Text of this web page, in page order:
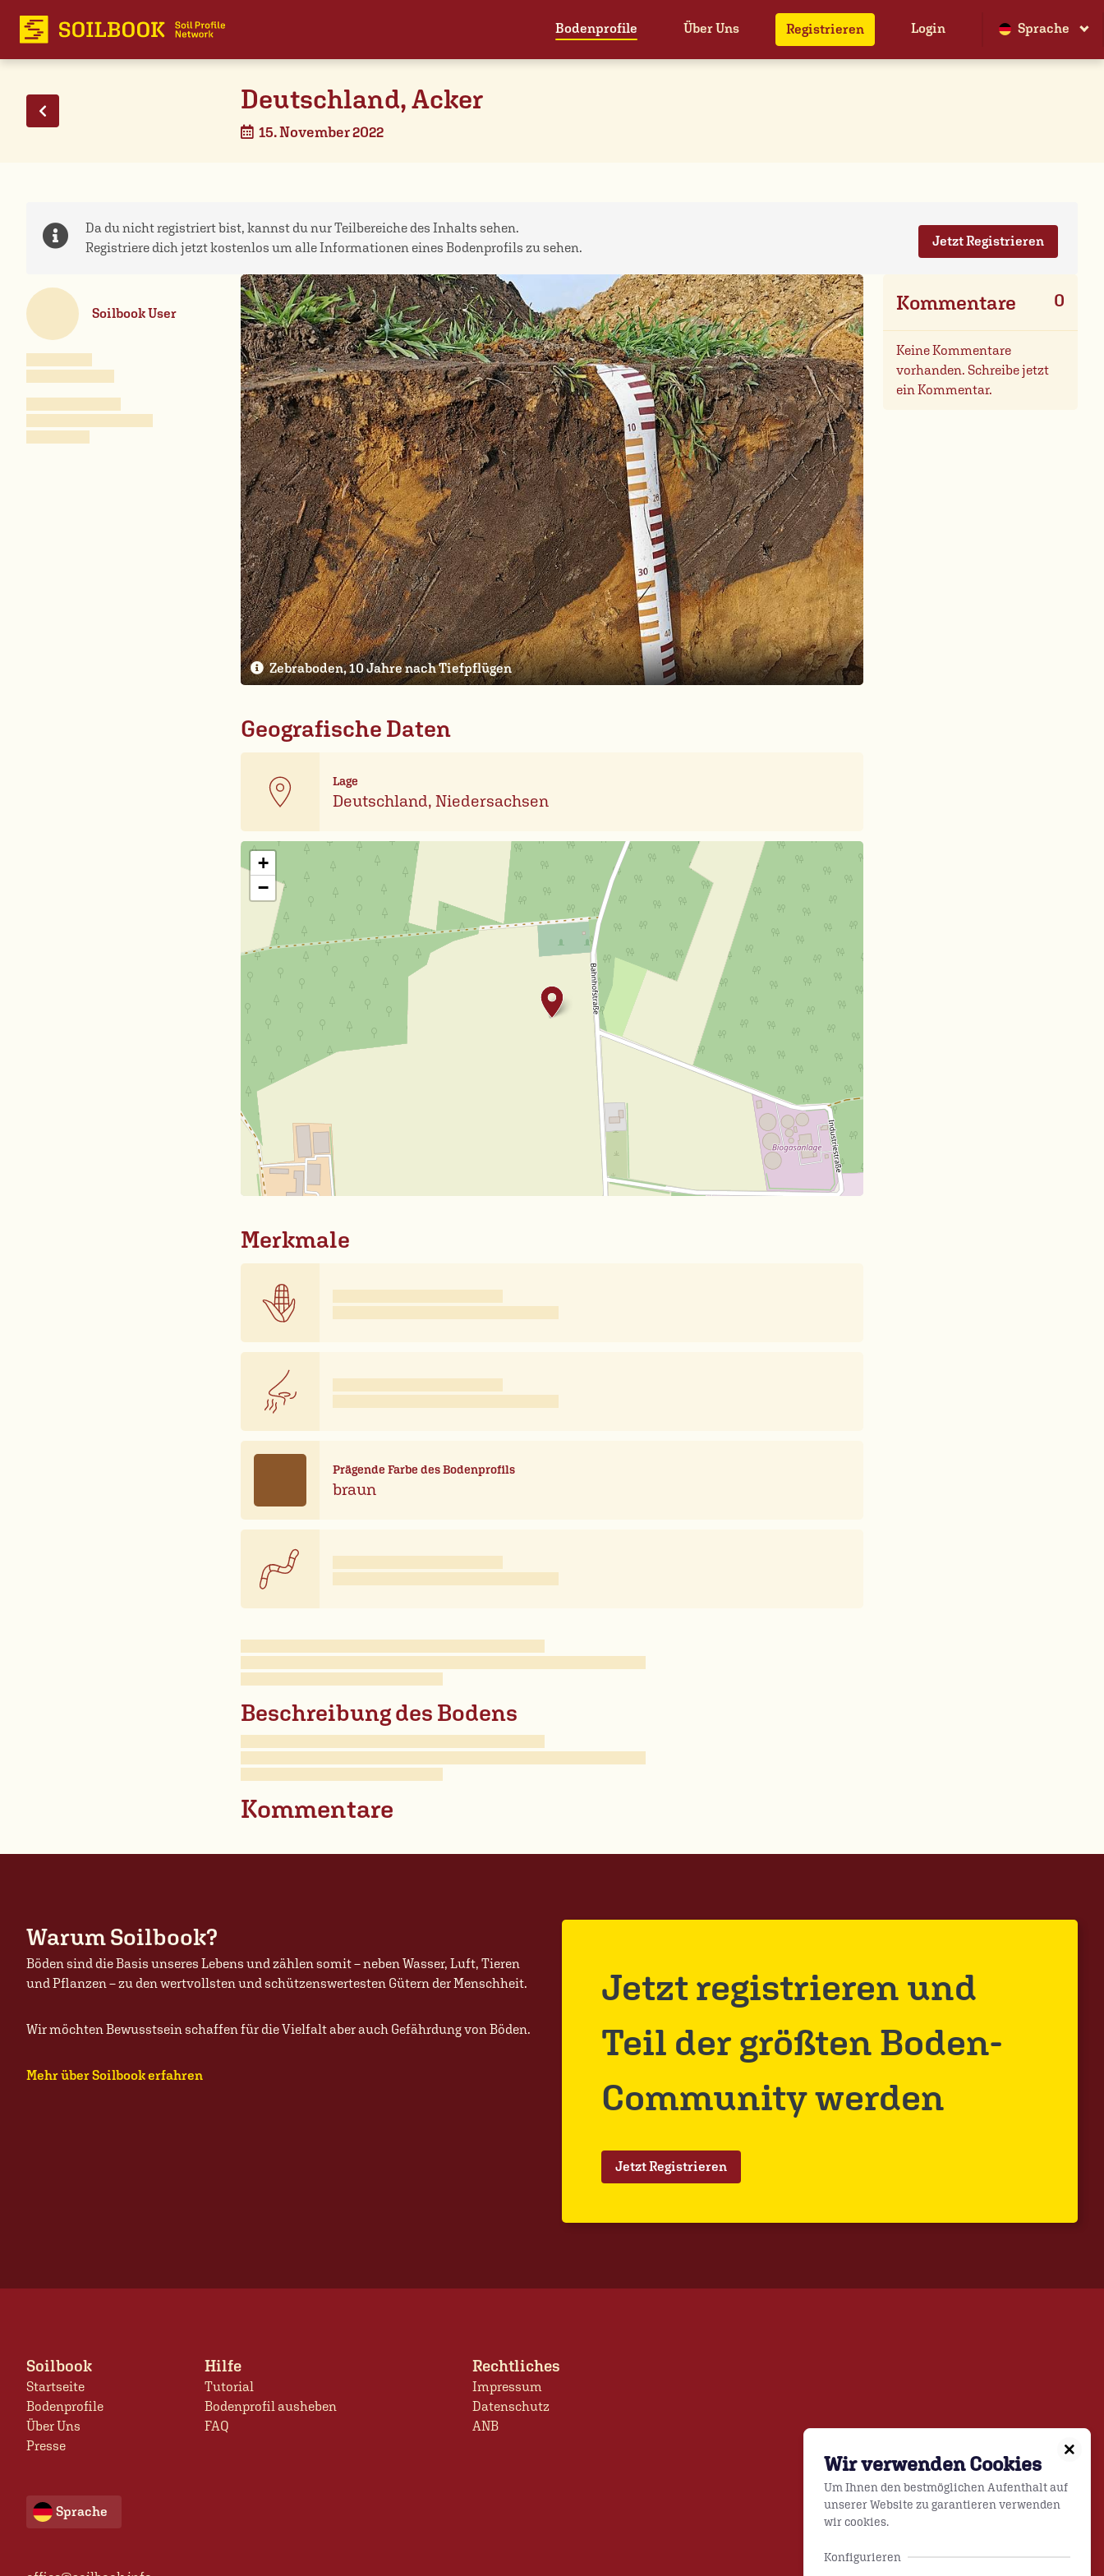
Bodenprofile Über Uns Registrieren Login Sprache
Deutschland, Acker
15. November 2022
Da du nicht registriert bist, kannst du nur Teilbereiche des Inhalts sehen.
Registriere dich jetzt kostenlos um alle Informationen eines Bodenprofils zu sehen.
Jetzt Registrieren
Soilbook User
Zebraboden, 10 Jahre nach Tiefpflügen
Geografische Daten
Lage
Deutschland, Niedersachsen
+
−
Merkmale
Prägende Farbe des Bodenprofils
braun
Beschreibung des Bodens
Kommentare
Kommentare 0
Keine Kommentare
vorhanden. Schreibe jetzt
ein Kommentar.
Warum Soilbook?
Böden sind die Basis unseres Lebens und zählen somit – neben Wasser, Luft, Tieren
und Pflanzen – zu den wertvollsten und schützenswertesten Gütern der Menschheit.
Wir möchten Bewusstsein schaffen für die Vielfalt aber auch Gefährdung von Böden.
Mehr über Soilbook erfahren
Jetzt registrieren und
Teil der größten Boden-
Community werden
Jetzt Registrieren
Soilbook
Startseite
Bodenprofile
Über Uns
Presse
Sprache
Hilfe
Tutorial
Bodenprofil ausheben
FAQ
Rechtliches
Impressum
Datenschutz
ANB
Wir verwenden Cookies
Um Ihnen den bestmöglichen Aufenthalt auf
unserer Website zu garantieren verwenden
wir cookies.
Konfigurieren